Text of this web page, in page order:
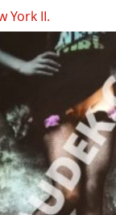
York II.